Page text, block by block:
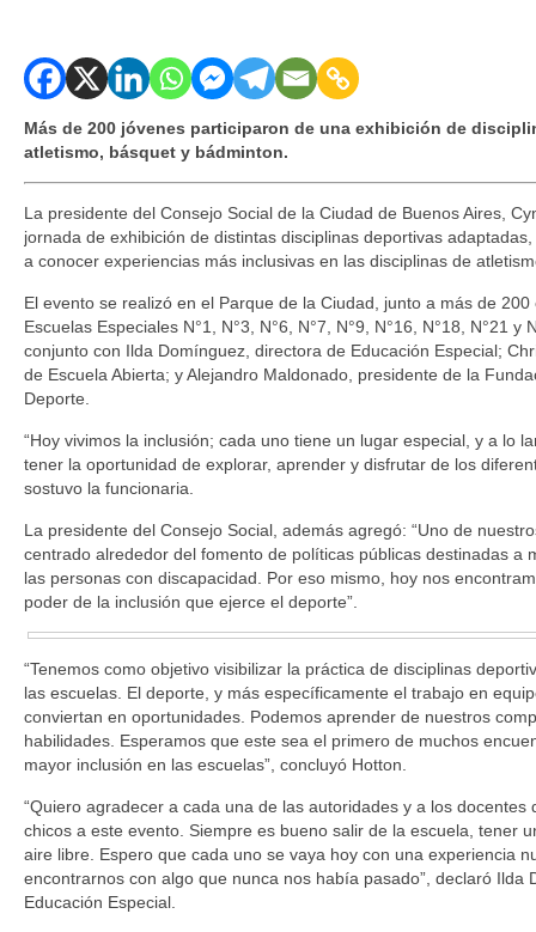
Más de 200 jóvenes participaron de una exhibición de
atletismo, básquet y bádminton.
La presidente del Consejo Social de la Ciudad de Buenos Aires,
jornada de exhibición de distintas disciplinas deportivas
a conocer experiencias más inclusivas en las disciplinas de
El evento se realizó en el Parque de la Ciudad, junto a más de
Escuelas Especiales N°1, N°3, N°6, N°7, N°9, N°16, N°18, N°21 y
conjunto con Ilda Domínguez, directora de Educación Especial;
de Escuela Abierta; y Alejandro Maldonado, presidente de la
Deporte.
“Hoy vivimos la inclusión; cada uno tiene un lugar especial, y a lo
tener la oportunidad de explorar, aprender y disfrutar de los
sostuvo la funcionaria.
La presidente del Consejo Social, además agregó: “Uno de
centrado alrededor del fomento de políticas públicas destinadas a
las personas con discapacidad. Por eso mismo, hoy nos
poder de la inclusión que ejerce el deporte”.
“Tenemos como objetivo visibilizar la práctica de disciplinas
las escuelas. El deporte, y más específicamente el trabajo en
conviertan en oportunidades. Podemos aprender de nuestros
habilidades. Esperamos que este sea el primero de muchos
mayor inclusión en las escuelas”, concluyó Hotton.
“Quiero agradecer a cada una de las autoridades y a los docentes
chicos a este evento. Siempre es bueno salir de la escuela, tener
aire libre. Espero que cada uno se vaya hoy con una experiencia
encontrarnos con algo que nunca nos había pasado”, declaró Ilda
Educación Especial.